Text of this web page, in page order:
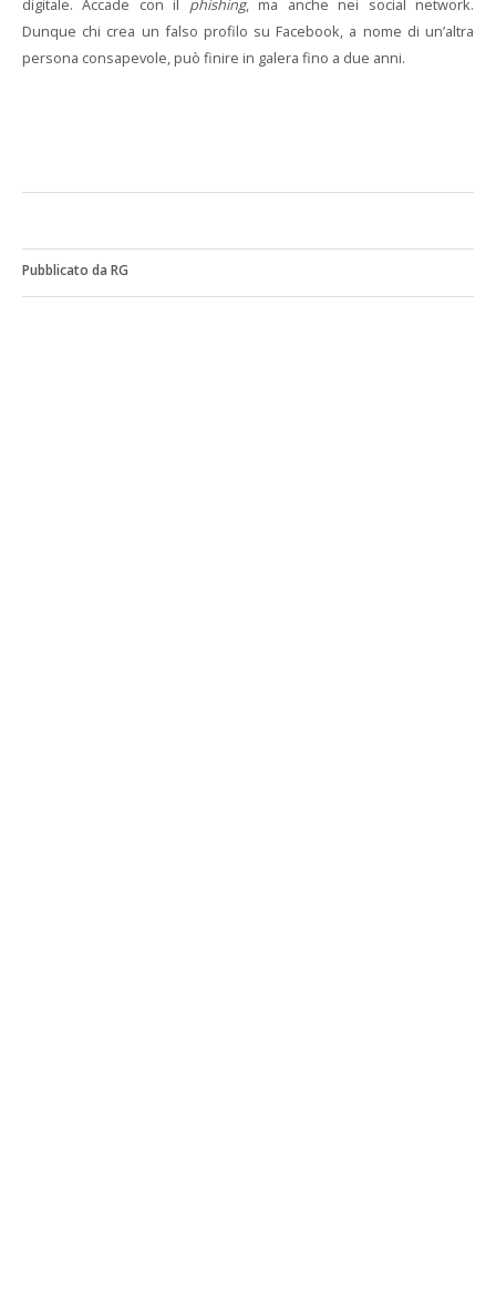
digitale. Accade con il phishing, ma anche nei social network.
Dunque chi crea un falso profilo su Facebook, a nome di un’altra
persona consapevole, può finire in galera fino a due anni.
Pubblicato da RG